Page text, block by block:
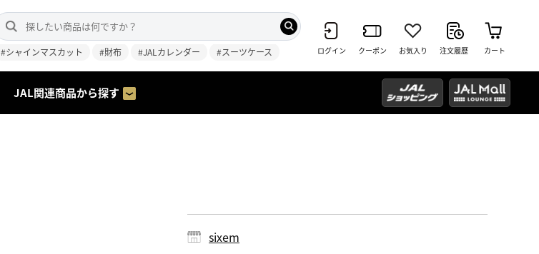
#シャインマスカット #財布 #JALカレンダー #スーツケース ログイン クーポン お気入り 注文履歴 カート
JAL関連商品から探す
sixem